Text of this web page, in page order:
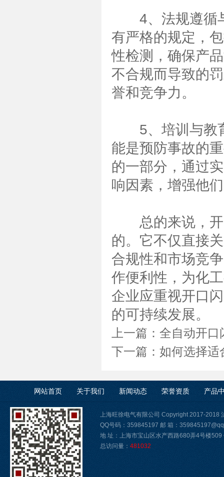
4、法规遵循与
有严格的规定，
性检测，确保产
不合规而导致的
誉和竞争力。
5、培训与教育
能是预防事故的
的一部分，通过
响因素，增强他
总的来说，开
的。它不仅直接
合规性和市场竞
作便利性，为化
企业应重视开口
的可持续发展。
上一篇： 全自动开口
下一篇： 如何选择适
网站首页 关于我们 新闻动态 荣誉资质 产品
上海旺徐电气有限公司 Copyright 2017-2018
QQ号码：359845197 邮 箱：
地 址：上海市宝山区水产西路680弄4号楼
总访问量： 481032